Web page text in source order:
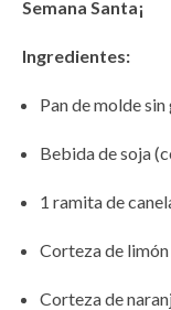
Semana Santa¡
Ingredientes:
Pan de molde
Bebida de soja
1 ramita de
Corteza de limón
Corteza de